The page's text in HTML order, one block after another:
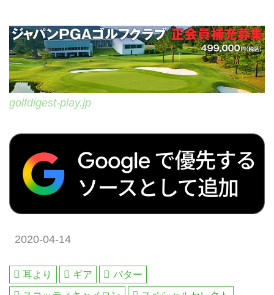
golfdigest-play.jp
2020-04-14
耳より ギア
パター